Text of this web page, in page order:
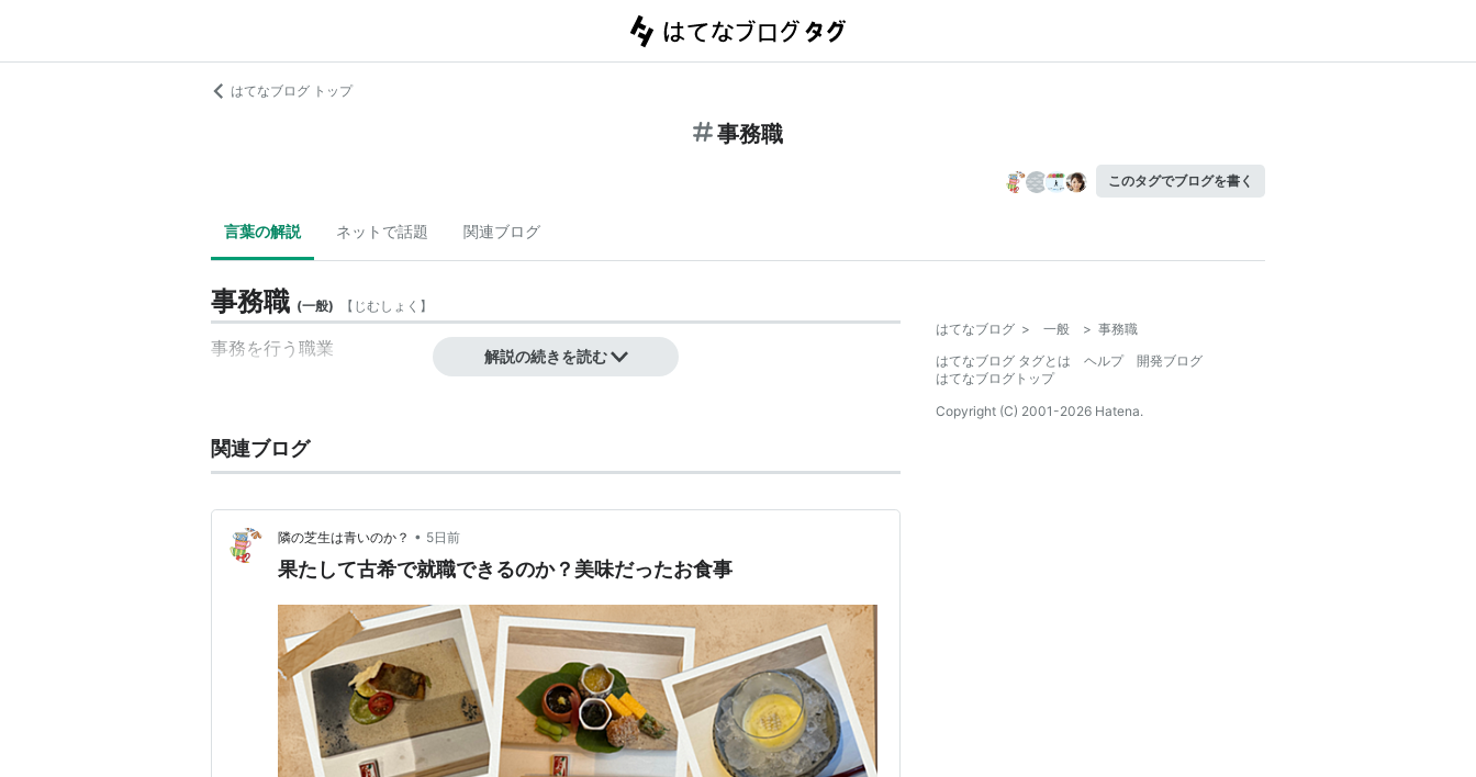
はてなブログ トップ
事務職
このタグでブログを書く
言葉の解説 ネットで話題 関連ブログ
事務職 (一般) 【 じむしょく 】
事務を行う 職業 解説の続きを読む
関連ブログ
隣の芝生は青いのか？ • 5日前
果たして古希で就職できるのか？美味だったお食事
はてなブログ > 一般 > 事務職
はてなブログ タグとは
ヘルプ
開発ブログ
はてなブログトップ
Copyright (C) 2001-2026 Hatena.